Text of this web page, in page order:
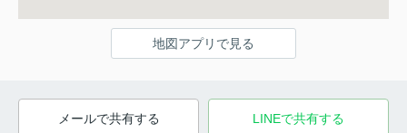
地図アプリで見る
メールで共有する LINEで共有する